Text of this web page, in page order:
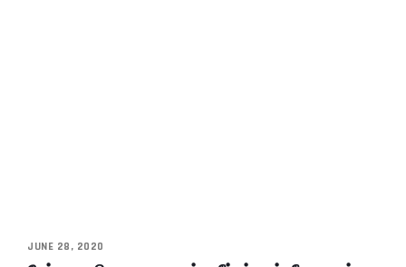
JUNE 28, 2020